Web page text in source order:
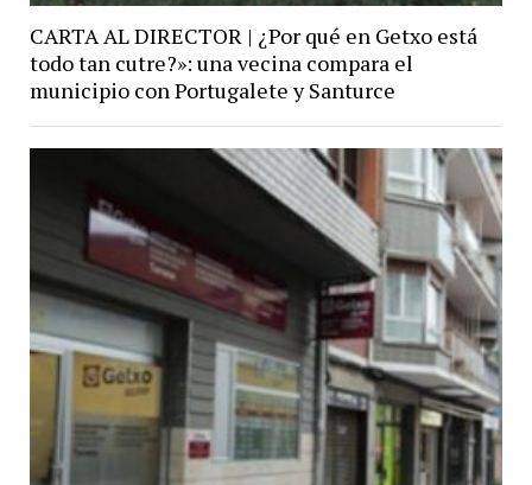
CARTA AL DIRECTOR | ¿Por qué en Getxo está
todo tan cutre?»: una vecina compara el
municipio con Portugalete y Santurce